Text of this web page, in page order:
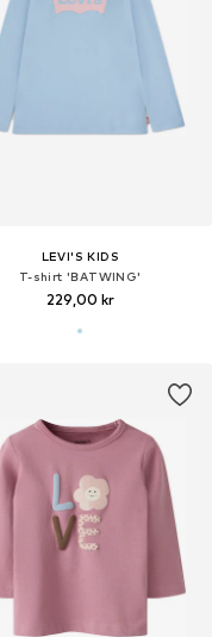
LEVI'S KIDS
T-shirt 'BATWING'
229,00 kr